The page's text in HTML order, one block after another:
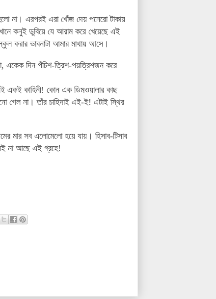
না। এরপরই এরা খোঁজ দেয় পনেরো টাকায়
কনুই ডুবিয়ে যে আরাম করে খেয়েছে এই
করার ভাবনাটা আমার মাথায় আসে।
একেক দিন পঁচিশ-ত্রিশ-পয়ত্রিশজন করে
একই কাহিনী! কোন এক ডিমওয়ালার কাছ
গেল না। তাঁর চাহিদাই এই-ই! এটাই স্থির
মার সব এলোমেলো হয়ে যায়। হিসাব-টিসাব
না আছে এই গ্রহে!